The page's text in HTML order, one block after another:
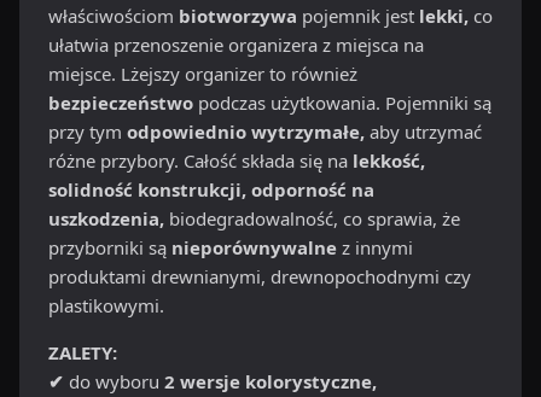
właściwościom biotworzywa pojemnik jest lekki, co
ułatwia przenoszenie organizera z miejsca na
miejsce. Lżejszy organizer to również
bezpieczeństwo podczas użytkowania. Pojemniki są
przy tym odpowiednio wytrzymałe, aby utrzymać
różne przybory. Całość składa się na lekkość,
solidność konstrukcji, odporność na
uszkodzenia, biodegradowalność, co sprawia, że
przyborniki są nieporównywalne z innymi
produktami drewnianymi, drewnopochodnymi czy
plastikowymi.
ZALETY:
✔ do wyboru 2 wersje kolorystyczne,